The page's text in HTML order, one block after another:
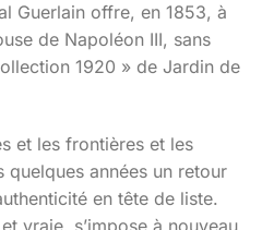
Guerlain offre, en 1853, à
de Napoléon III, sans
1920 » de Jardin de
et les frontières et les
années un retour
en tête de liste.